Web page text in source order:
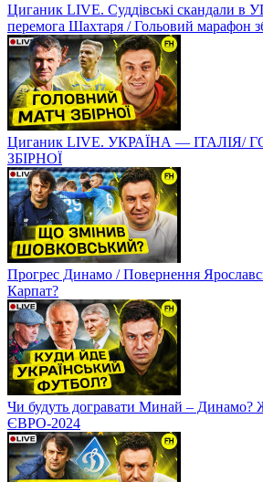
Циганик LIVE. Суддівські скандали в
перемога Шахтаря / Гольовий марафон
Циганик LIVE. УКРАЇНА —
ЗБІРНОЇ
Прогрес Динамо / Повернення
Карпат?
Чи будуть догравати Минай – Динамо?
ЄВРО-2024